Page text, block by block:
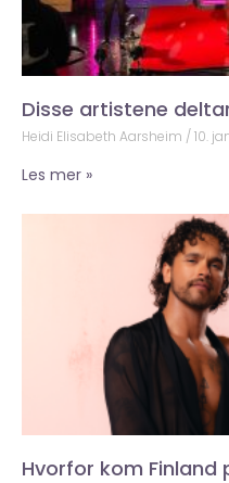
Disse artistene
Heidi Elisabeth Aarsheim 10.
Les mer »
Hvorfor kom Finland